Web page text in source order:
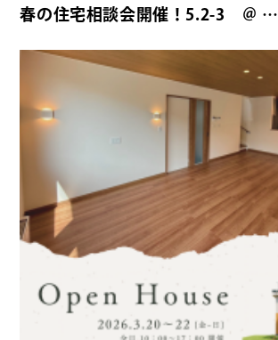
春の住宅相談会開催！5.2-3 ＠ …